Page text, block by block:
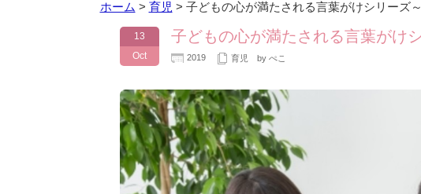
ホーム > 育児 > 子どもの心が満たされる言葉がけシリーズ
13
Oct
子どもの心が満たされる言葉がけ
2019 育児 by ぺこ